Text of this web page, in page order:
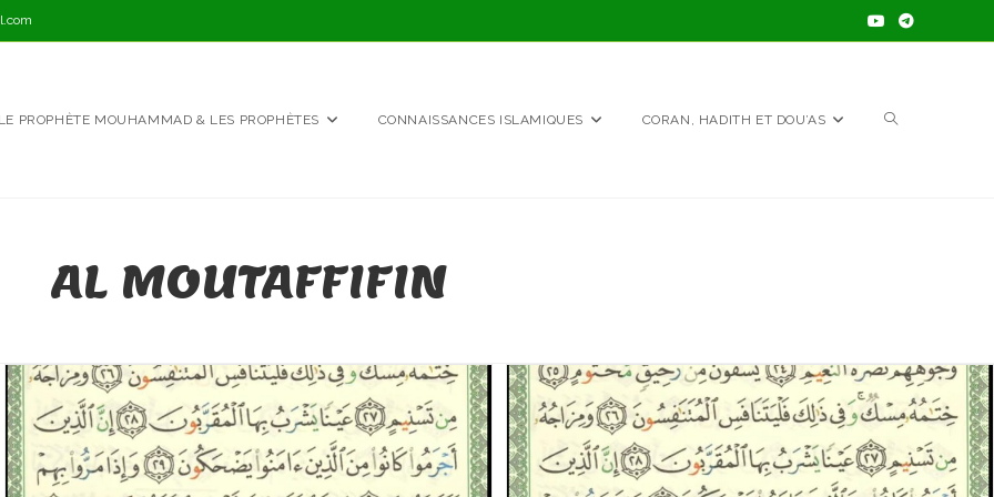
LE PROPHÈTE MOUHAMMAD & LES PROPHÈTES CONNAISSANCES ISLAMIQUES CORAN, HADITH ET DOU’AS TOGGLE
AL MOUTAFFIFIN